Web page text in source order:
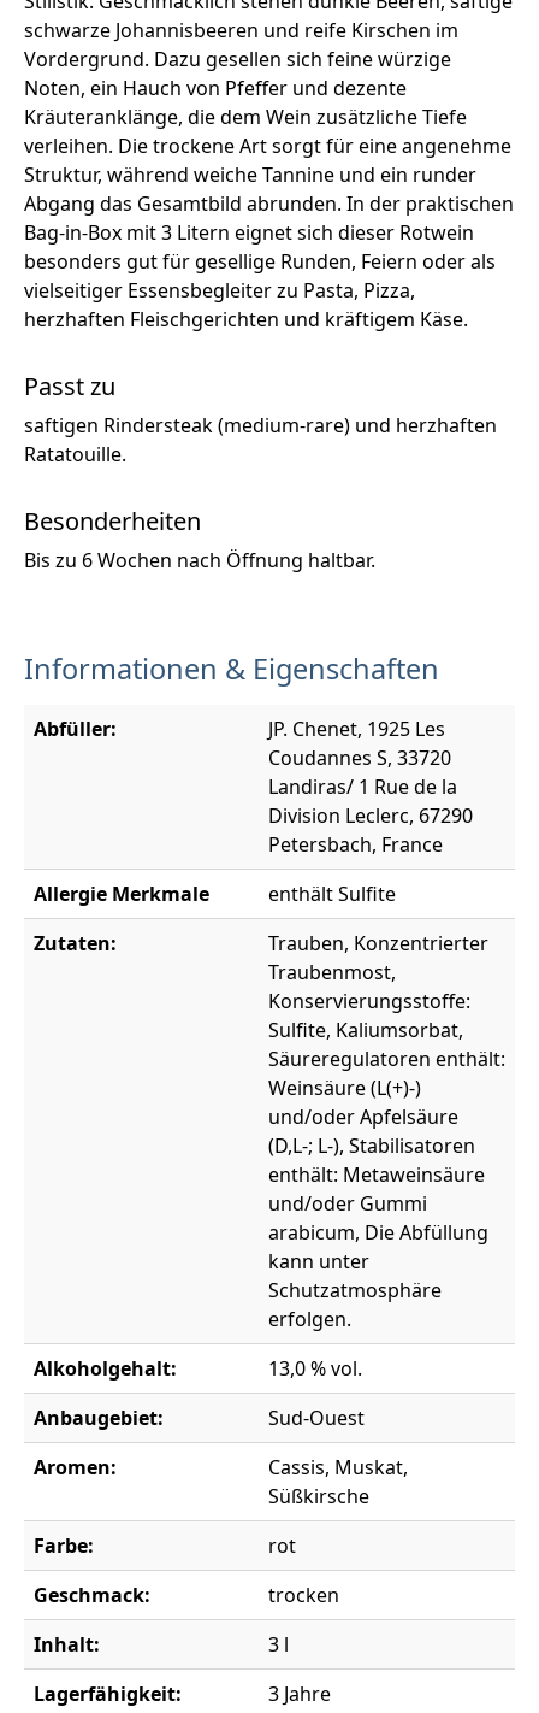
schwarze Johannisbeeren und reife Kirschen im
Vordergrund. Dazu gesellen sich feine würzige
Noten, ein Hauch von Pfeffer und dezente
Kräuteranklänge, die dem Wein zusätzliche Tiefe
verleihen. Die trockene Art sorgt für eine angenehme
Struktur, während weiche Tannine und ein runder
Abgang das Gesamtbild abrunden. In der praktischen
Bag-in-Box mit 3 Litern eignet sich dieser Rotwein
besonders gut für gesellige Runden, Feiern oder als
vielseitiger Essensbegleiter zu Pasta, Pizza,
herzhaften Fleischgerichten und kräftigem Käse.
Passt zu
saftigen Rindersteak (medium-rare) und herzhaften
Ratatouille.
Besonderheiten
Bis zu 6 Wochen nach Öffnung haltbar.
Informationen & Eigenschaften
Abfüller:
JP. Chenet, 1925 Les
Coudannes S, 33720
Landiras/ 1 Rue de la
Division Leclerc, 67290
Petersbach, France
Allergie Merkmale
enthält Sulfite
Zutaten:
Trauben, Konzentrierter
Traubenmost,
Konservierungsstoffe:
Sulfite, Kaliumsorbat,
Säureregulatoren enthält:
Weinsäure (L(+)-)
und/oder Apfelsäure
(D,L-; L-), Stabilisatoren
enthält: Metaweinsäure
und/oder Gummi
arabicum, Die Abfüllung
kann unter
Schutzatmosphäre
erfolgen.
Alkoholgehalt:
13,0 % vol.
Anbaugebiet:
Sud-Ouest
Aromen:
Cassis, Muskat,
Süßkirsche
Farbe:
rot
Geschmack:
trocken
Inhalt:
3 l
Lagerfähigkeit:
3 Jahre